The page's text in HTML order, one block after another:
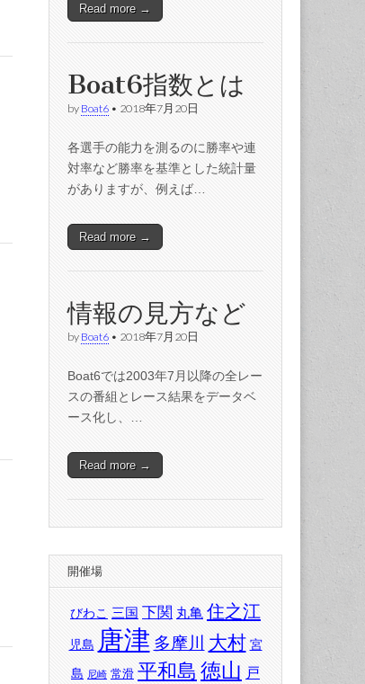
Read more →
Boat6指数とは
by Boat6 • 2018年7月20日
各選手の能力を測るのに勝率や連
対率など勝率を基準とした統計量
がありますが、例えば…
Read more →
情報の見方など
by Boat6 • 2018年7月20日
Boat6では2003年7月以降の全レー
スの番組とレース結果をデータベ
ース化し、…
Read more →
開催場
びわこ 三国 下関 丸亀 住之江
児島 唐津 多摩川 大村 宮
島 尼崎 常滑 平和島 徳山 戸